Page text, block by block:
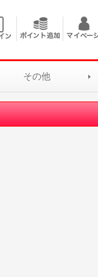
その他